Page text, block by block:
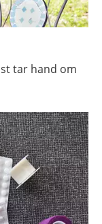
tar hand om